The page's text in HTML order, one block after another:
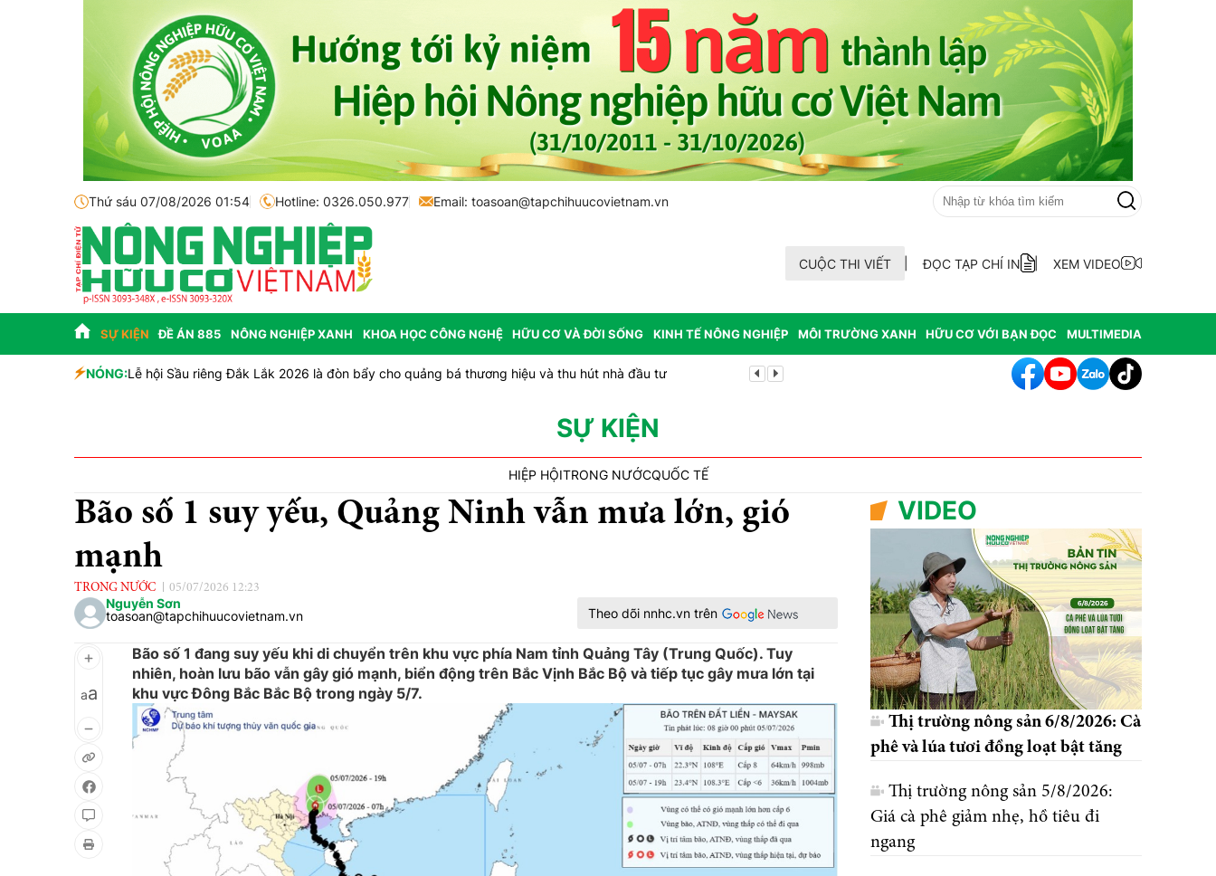
Thứ sáu 07/08/2026 01:54 Hotline: 0326.050.977 Email: toasoan@tapchihuucovietnam.vn
CUỘC THI VIẾT ĐỌC TẠP CHÍ IN XEM VIDEO
SỰ KIỆN ĐỀ ÁN 885 NÔNG NGHIỆP XANH KHOA HỌC CÔNG NGHỆ HỮU CƠ VÀ ĐỜI SỐNG KINH TẾ NÔNG NGHIỆP MÔI TRƯỜNG XANH HỮU CƠ VỚI BẠN ĐỌC MULTIMEDIA
NÓNG:Lễ hội Sầu riêng Đắk Lắk 2026 là đòn bẩy cho quảng bá thương hiệu và thu hút nhà đầu tư Bắc Ninh công bố quy hoạch chiến lược, chính thức đạt tiêu chí đô thị loại I
SỰ KIỆN
HIỆP HỘITRONG NƯỚCQUỐC TẾ
Bão số 1 suy yếu, Quảng Ninh vẫn mưa lớn, gió
mạnh
TRONG NƯỚC 05/07/2026 12:23
Nguyễn Sơn
toasoan@tapchihuucovietnam.vn
Theo dõi nnhc.vn trên
aa
Bão số 1 đang suy yếu khi di chuyển trên khu vực phía Nam tỉnh Quảng Tây (Trung Quốc). Tuy
nhiên, hoàn lưu bão vẫn gây gió mạnh, biển động trên Bắc Vịnh Bắc Bộ và tiếp tục gây mưa lớn tại
khu vực Đông Bắc Bắc Bộ trong ngày 5/7.
VIDEO
Thị trường nông sản 6/8/2026: Cà
phê và lúa tươi đồng loạt bật tăng
Thị trường nông sản 5/8/2026:
Giá cà phê giảm nhẹ, hồ tiêu đi
ngang